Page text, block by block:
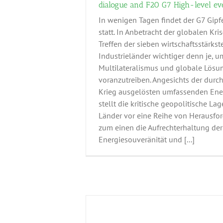
dialogue and F20 G7 High-level
In wenigen Tagen findet der G7
statt. In Anbetracht der globalen
Treffen der sieben
Industrieländer wichtiger denn je,
Multilateralismus und globale
voranzutreiben. Angesichts der
Krieg ausgelösten umfassenden
stellt die kritische geopolitische
Länder vor eine Reihe von
zum einen die Aufrechterhaltung der
Energiesouveränität und [...]